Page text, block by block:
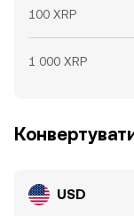
100 XRP
1 000 XRP
USD